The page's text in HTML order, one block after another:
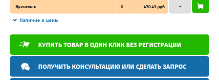
Ярославль 0 470.43 руб.
Наличие и цены
–
КУПИТЬ ТОВАР В ОДИН КЛИК БЕЗ РЕГИСТРАЦИИ
ПОЛУЧИТЬ КОНСУЛЬТАЦИЮ ИЛИ СДЕЛАТЬ ЗАПРОС